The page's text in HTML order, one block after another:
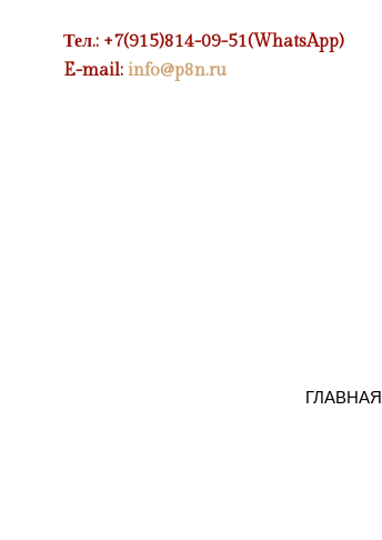
Тел.: +7(915)814-09-51(WhatsApp)
E-mail: info@p8n.ru
ГЛАВНАЯ